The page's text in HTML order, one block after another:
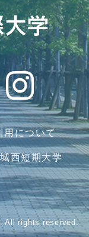
用について
城西短期大学
All rights reserved.